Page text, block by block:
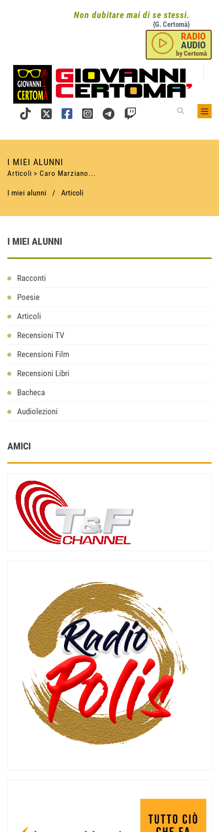
Non dubitare mai di se stessi.
{G. Certomà}
RADIO
AUDIO
by Certomà
I MIEI ALUNNI
Articoli > Caro Marziano...
I miei alunni / Articoli
I MIEI ALUNNI
Racconti
Poesie
Articoli
Recensioni TV
Recensioni Film
Recensioni Libri
Bacheca
Audiolezioni
AMICI